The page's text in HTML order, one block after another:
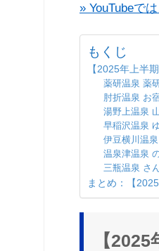
» YouTubeで
もくじ
【2025年上半
薬研温泉 薬
肘折温泉 お
湯野上温泉
早稲沢温泉
伊豆横川温
温泉津温泉
三瓶温泉 さ
まとめ：【
【